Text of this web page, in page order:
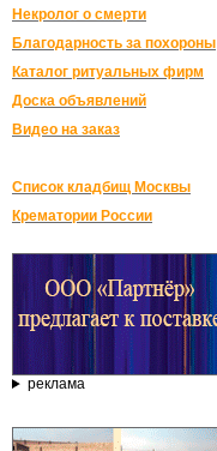
Некролог о смерти
Благодарность за похороны
Каталог ритуальных фирм
Доска объявлений
Видео на заказ
Список кладбищ Москвы
Крематории России
реклама